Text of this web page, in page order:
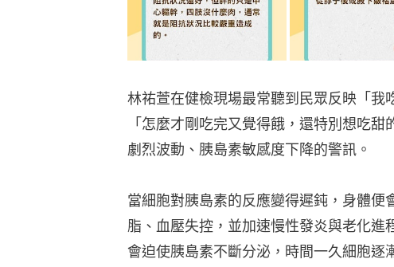
林祐萱在健檢現場最常聽到民眾反映「我
「怎麼才剛吃完又覺得餓，還特別想吃
劇烈波動、胰島素敏感度下降的警訊。
當細胞對胰島素的反應變得遲鈍，身體便
脂、血壓失控，並加速慢性發炎與老化進
會迫使胰島素不斷分泌，時間一久細胞逐